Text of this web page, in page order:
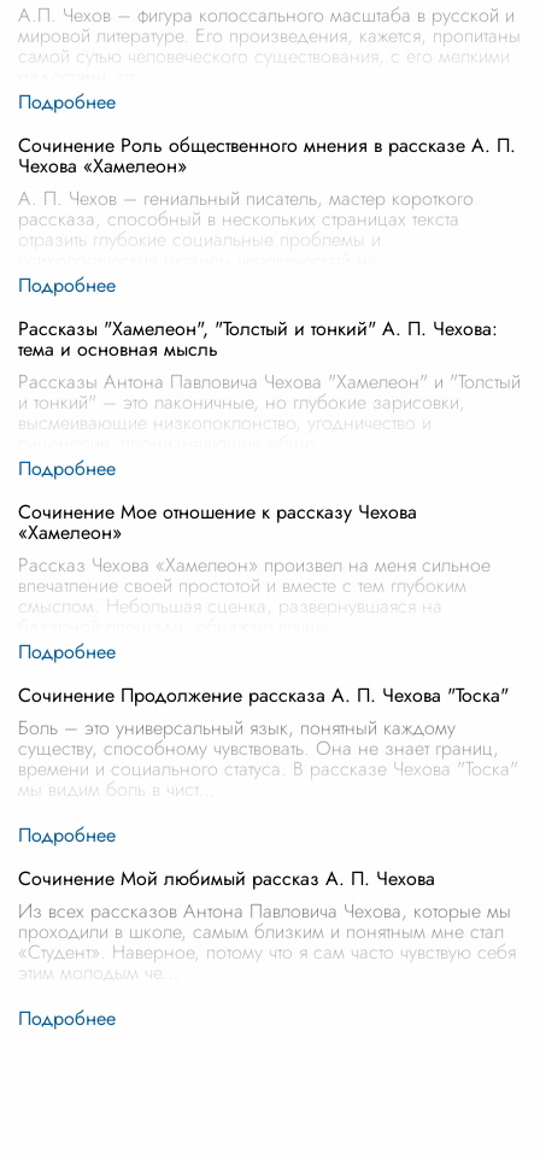
А.П. Чехов – фигура колоссального масштаба в русской и
мировой литературе. Его произведения, кажется, пропитаны
самой сутью человеческого существования, с его мелкими
Сочинение Роль общественного мнения в рассказе А. П.
Чехова «Хамелеон»
А. П. Чехов – гениальный писатель, мастер короткого
рассказа, способный в нескольких страницах текста
отразить глубокие социальные проблемы и
Рассказы "Хамелеон", "Толстый и тонкий" А. П. Чехова:
тема и основная мысль
Рассказы Антона Павловича Чехова "Хамелеон" и "Толстый
и тонкий" – это лаконичные, но глубокие зарисовки,
высмеивающие низкопоклонство, угодничество и
Сочинение Мое отношение к рассказу Чехова
«Хамелеон»
Рассказ Чехова «Хамелеон» произвел на меня сильное
впечатление своей простотой и вместе с тем глубоким
смыслом. Небольшая сценка, развернувшаяся на
Сочинение Продолжение рассказа А. П. Чехова "Тоска"
Боль – это универсальный язык, понятный каждому
существу, способному чувствовать. Она не знает границ,
времени и социального статуса. В рассказе Чехова "Тоска"
мы видим боль в чист
Сочинение Мой любимый рассказ А. П. Чехова
Из всех рассказов Антона Павловича Чехова, которые мы
проходили в школе, самым близким и понятным мне стал
«Студент». Наверное, потому что я сам часто чувствую себя
этим молодым че